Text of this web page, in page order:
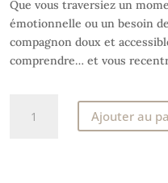
Que vous traversiez un
émotionnelle ou un besoin
compagnon doux et
comprendre… et vous
Ajouter au